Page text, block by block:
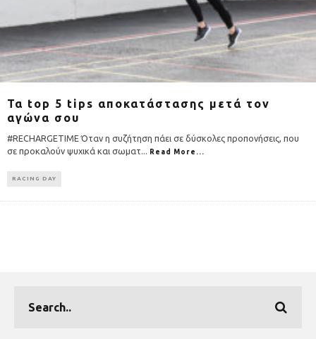
Τα top 5 tips αποκατάστασης μετά τον
αγώνα σου
#RECHARGETIME Όταν η συζήτηση πάει σε δύσκολες προπονήσεις, που
σε προκαλούν ψυχικά και σωματ... Read More...
RACING DAY